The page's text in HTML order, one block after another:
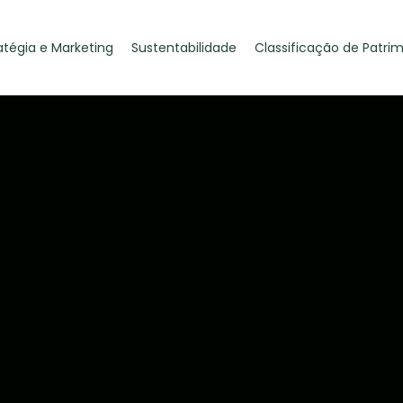
e Marketing Sustentabilidade Classificação de